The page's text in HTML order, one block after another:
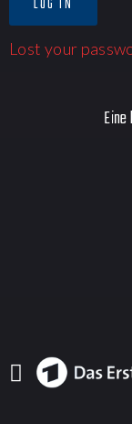
LOG IN
Lost your